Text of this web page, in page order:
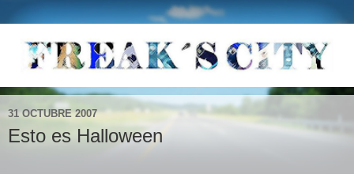
31 OCTUBRE 2007
Esto es Halloween